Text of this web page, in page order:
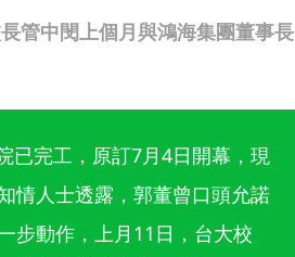
管中閔上個月與鴻海集團董事長
已完工，原訂7月4日開幕，現
情人士透露，郭董曾口頭允諾
步動作，上月11日，台大校